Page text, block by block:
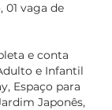
vaga de
e conta
e Infantil
Espaço para
Japonês,